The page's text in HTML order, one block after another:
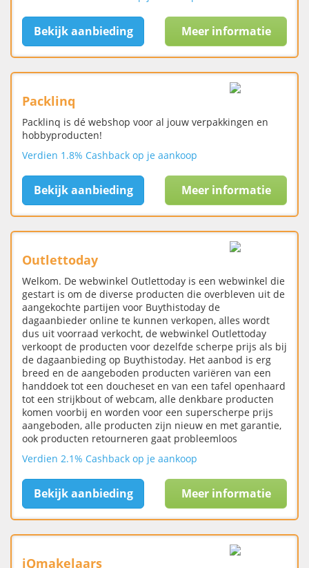
Bekijk aanbieding Meer informatie
Packlinq
Packlinq is dé webshop voor al jouw verpakkingen en
hobbyproducten!
Verdien 1.8% Cashback op je aankoop
Bekijk aanbieding Meer informatie
Outlettoday
Welkom. De webwinkel Outlettoday is een webwinkel die
gestart is om de diverse producten die overbleven uit de
aangekochte partijen voor Buythistoday de
dagaanbieder online te kunnen verkopen, alles wordt
dus uit voorraad verkocht, de webwinkel Outlettoday
verkoopt de producten voor dezelfde scherpe prijs als bij
de dagaanbieding op Buythistoday. Het aanbod is erg
breed en de aangeboden producten variëren van een
handdoek tot een doucheset en van een tafel openhaard
tot een strijkbout of webcam, alle denkbare producten
komen voorbij en worden voor een superscherpe prijs
aangeboden, alle producten zijn nieuw en met garantie,
ook producten retourneren gaat probleemloos
Verdien 2.1% Cashback op je aankoop
Bekijk aanbieding Meer informatie
iQmakelaars